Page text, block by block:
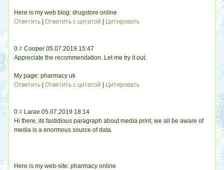
Here is my web blog: drugstore online
Ответить |Ответить с цитатой Цитировать
0 # Cooper 05.07.2019 15:47
Appreciate the recommendation. Let me try it out.
My page: pharmacy uk
Ответить |Ответить с цитатой Цитировать
0 # Larae 05.07.2019 18:14
Hi there, its fastidious paragraph about media print, we all be aware of
media is a enormous source of data.
Here is my web-site: pharmacy online